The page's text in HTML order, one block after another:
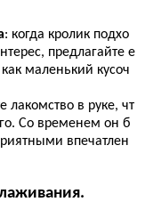
: когда кролик подхо
предлагайте е
маленький кусоч
лакомство в руке, чт
Со временем он б
впечатлен